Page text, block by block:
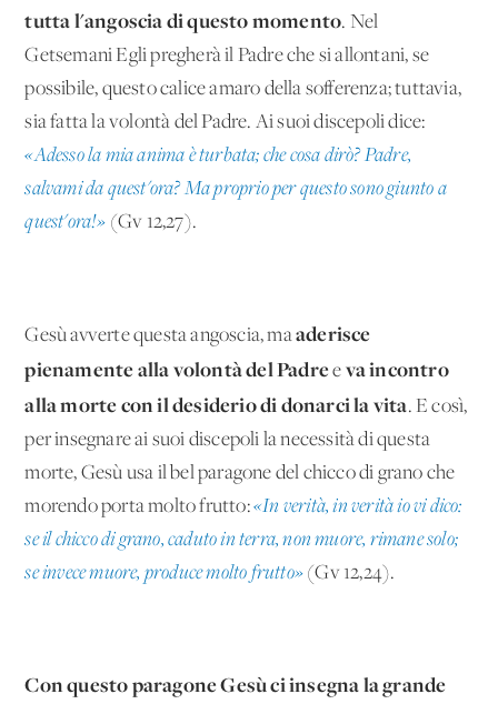
tutta l'angoscia di questo momento. Nel
Getsemani Egli pregherà il Padre che si allontani, se
possibile, questo calice amaro della sofferenza; tuttavia,
sia fatta la volontà del Padre. Ai suoi discepoli dice:
«Adesso la mia anima è turbata; che cosa dirò? Padre,
salvami da quest'ora? Ma proprio per questo sono giunto a
quest'ora!» (Gv 12,27).
Gesù avverte questa angoscia, maaderisce
pienamente alla volontà del Padree va incontro
alla morte con il desiderio di donarci la vita. E così,
per insegnare ai suoi discepoli la necessità di questa
morte, Gesù usa il bel paragone del chicco di grano che
morendo porta molto frutto:«In verità, in verità io vi dico:
se il chicco di grano, caduto in terra, non muore, rimane solo;
se invece muore, produce molto frutto» (Gv 12,24).
Con questo paragone Gesù ci insegna la grande